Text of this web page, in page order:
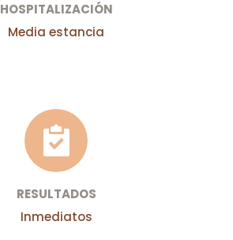
HOSPITALIZACIÓN
Media estancia
RESULTADOS
Inmediatos